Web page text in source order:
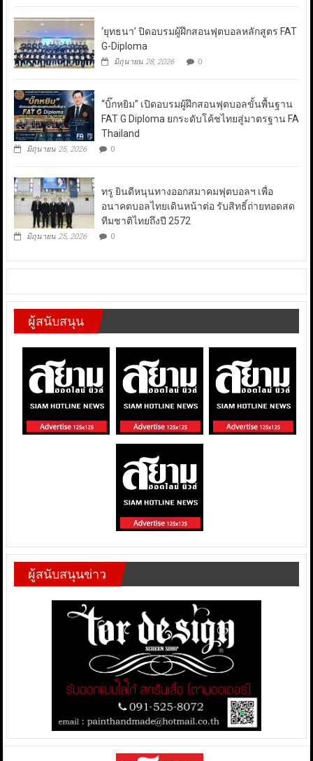
‘ยุทธนา’ ปิดอบรมผู้ฝึกสอนฟุตบอลหลักสูตร FAT
G-Diploma
มิถุนายน 28, 2026 0
“บิ๊กหยิม” เปิดอบรมผู้ฝึกสอนฟุตบอลขั้นพื้นฐาน
FAT G Diploma ยกระดับโค้ชไทยสู่มาตรฐาน FA
Thailand
มิถุนายน 25, 2026 0
ทรู ยินดีหนุนทางออกสมาคมฟุตบอลฯ เพื่อ
อนาคตบอลไทยเดินหน้าต่อ รับสิทธิ์ถ่ายทอดสด
ทีมชาติไทยถึงปี 2572
มิถุนายน 25, 2026 0
ผู้สนับสนุน
ผู้สนับสนุนข่าว